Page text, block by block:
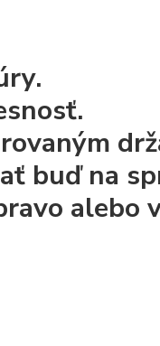
buď na
alebo